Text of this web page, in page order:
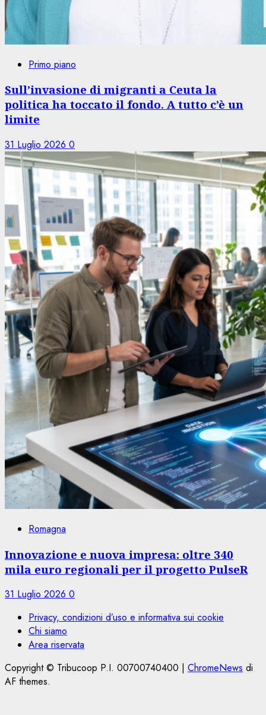
Primo piano
Sull’invasione di migranti a Ceuta la
politica ha toccato il fondo. A tutto c’è un
limite
31 Luglio 2026 0
Romagna
Innovazione e nuova impresa: oltre 340
mila euro regionali per il progetto PulseR
31 Luglio 2026 0
Privacy, condizioni d’uso e informativa sui cookie
Chi siamo
Area riservata
Copyright © Tribucoop P.I. 00700740400 | ChromeNews di
AF themes.